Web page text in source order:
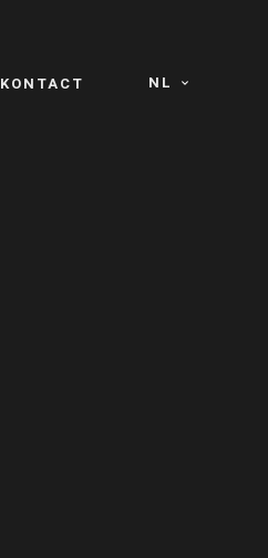
NL
KONTACT